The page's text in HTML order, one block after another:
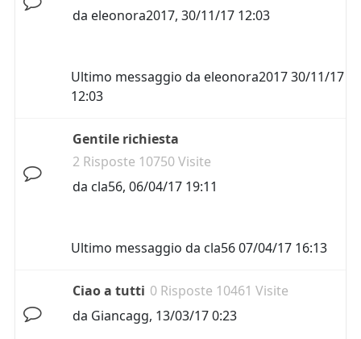
da eleonora2017, 30/11/17 12:03
Ultimo messaggio da eleonora201730/11/17
12:03
Gentile richiesta
2 Risposte 10750 Visite
da cla56, 06/04/17 19:11
Ultimo messaggio da cla5607/04/17 16:13
Ciao a tutti 0 Risposte 10461 Visite
da Giancagg, 13/03/17 0:23